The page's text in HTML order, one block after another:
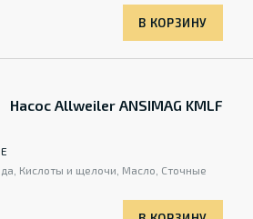
В КОРЗИНУ
Насос Allweiler ANSIMAG KMLF
Кислоты и щелочи, Масло, Сточные